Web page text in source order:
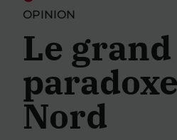
OPINION
Le grand
Nord